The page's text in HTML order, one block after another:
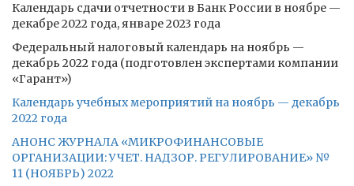
Календарь сдачи отчетности в Банк России в ноябре —
декабре 2022 года, январе 2023 года
Федеральный налоговый календарь на ноябрь —
декабрь 2022 года (подготовлен экспертами компании
«Гарант»)
Календарь учебных мероприятий на ноябрь — декабрь
2022 года
АНОНС ЖУРНАЛА «МИКРОФИНАНСОВЫЕ
ОРГАНИЗАЦИИ: УЧЕТ. НАДЗОР. РЕГУЛИРОВАНИЕ» №
11 (НОЯБРЬ) 2022